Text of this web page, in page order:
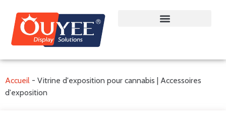
Accueil - Vitrine d'exposition pour cannabis | Accessoires
d'exposition